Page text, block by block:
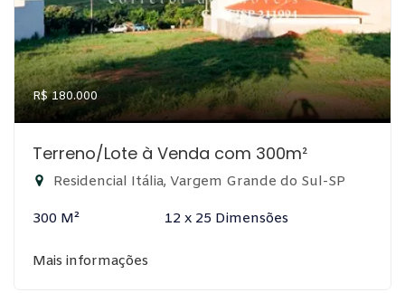
R$ 180.000
Terreno/Lote à Venda com 300m²
Residencial Itália, Vargem Grande do Sul-SP
300 M² 12 x 25 Dimensões
Mais informações